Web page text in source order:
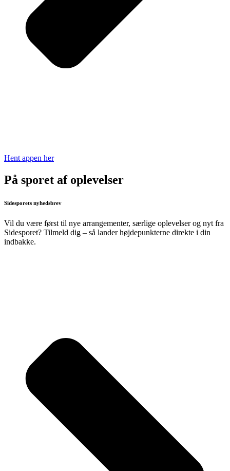
Hent appen her
På sporet af oplevelser
Sidesporets nyhedsbrev
Vil du være først til nye arrangementer, særlige oplevelser og nyt fra
Sidesporet? Tilmeld dig – så lander højdepunkterne direkte i din
indbakke.